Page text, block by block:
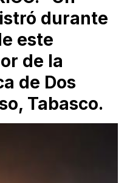
durante
este
de la
de Dos
Tabasco.